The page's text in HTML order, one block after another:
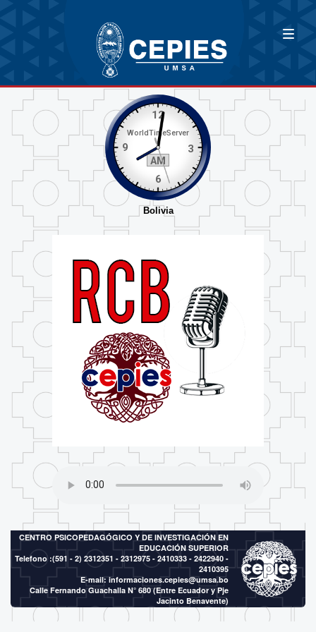
CENTRO PSICOPEDAGÓGICO Y DE INVESTIGACIÓN EN
EDUCACIÓN SUPERIOR
Telefono :(591 - 2) 2312351 - 2312975 - 2410333 - 2422940 -
2410395
E-mail: informaciones.cepies@umsa.bo
Calle Fernando Guachalla N° 680 (Entre Ecuador y Pje
Jacinto Benavente)